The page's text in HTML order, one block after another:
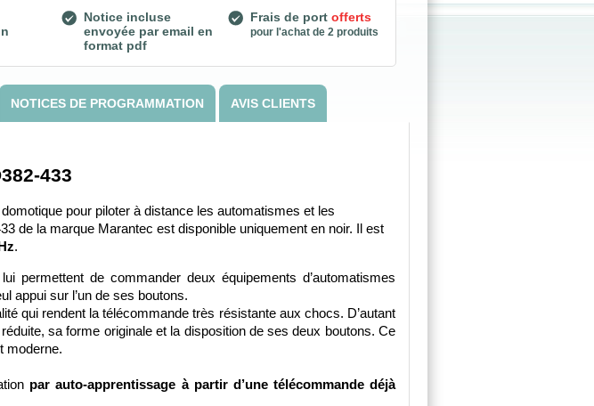
Notice incluse
envoyée par email en
format pdf
Frais de portofferts
pour l'achat de 2 produits
NOTICES DE PROGRAMMATION AVIS CLIENTS
433
pour piloter à distance les automatismes et les
de la marque Marantec est disponible uniquement en noir. Il est
.
permettent de commander deux équipements d’automatismes
appui sur l’un de ses boutons.
qui rendent la télécommande très résistante aux chocs. D’autant
sa forme originale et la disposition de ses deux boutons. Ce
moderne.
par auto-apprentissage à partir d’une télécommande déjà